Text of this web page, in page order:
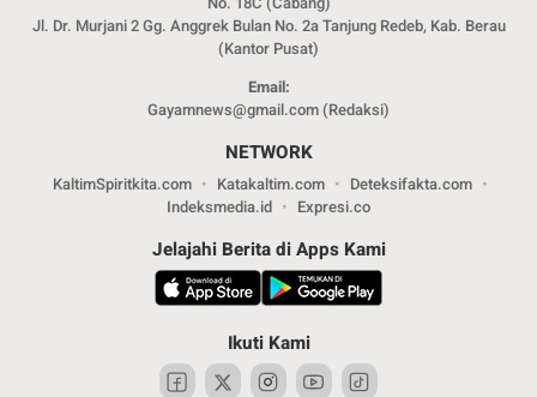
Jl. Dr. Murjani 2 Gg. Anggrek Bulan No. 2a Tanjung Redeb, Kab. Berau
(Kantor Pusat)
Email:
Gayamnews@gmail.com (Redaksi)
NETWORK
KaltimSpiritkita.com Katakaltim.com
Deteksifakta.com
Indeksmedia.id
Expresi.co
Jelajahi Berita di Apps Kami
Ikuti Kami